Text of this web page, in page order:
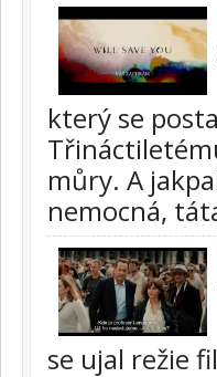
který se
můry. A
nemocná,
se ujal režie